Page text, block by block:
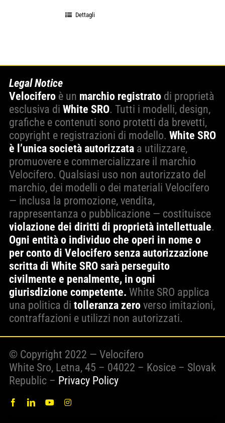
Dettagli
Legal Notice
Velocifero è un marchio registrato di proprietà
esclusiva di White SRO. Tutti i modelli, design,
grafiche e contenuti sono protetti da brevetti,
copyright e registrazioni di modello. White SRO
è l’unica società autorizzataa utilizzare,
promuovere e commercializzare il marchio
Velocifero. Qualsiasi uso non autorizzato del
marchio, dei modelli o dei materiali Velocifero
— inclusa la promozione, vendita,
rappresentanza o pubblicazione — costituisce
violazione dei diritti di proprietà intellettuale.
Ogni entità o individuo che operi in nome o
per conto di Velocifero senza autorizzazione
scritta di White SRO sarà perseguito
civilmente e penalmente, in ogni
giurisdizione competente. White SRO applica
una politica di tolleranza zero verso imitazioni,
contraffazioni e utilizzi non autorizzati.
© Copyright 2022 — Velocifero
White Sro, Letna, 45 – 04022 – Kosice – Slovak
Republic – Privacy Policy